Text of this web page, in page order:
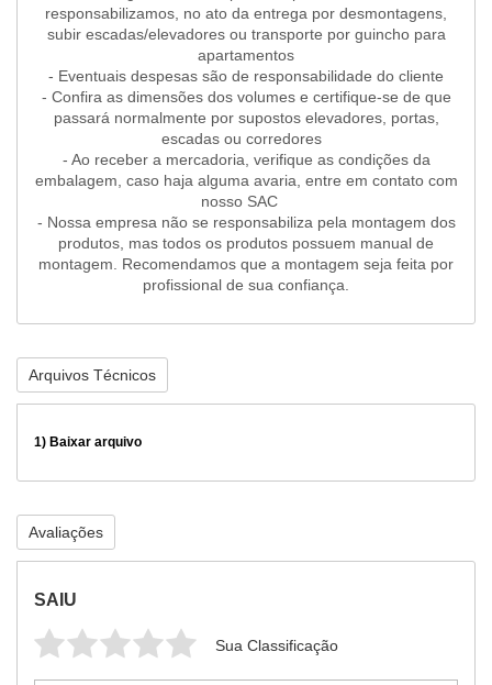
responsabilizamos, no ato da entrega por desmontagens,
subir escadas/elevadores ou transporte por guincho para
apartamentos
- Eventuais despesas são de responsabilidade do cliente
- Confira as dimensões dos volumes e certifique-se de que
passará normalmente por supostos elevadores, portas,
escadas ou corredores
- Ao receber a mercadoria, verifique as condições da
embalagem, caso haja alguma avaria, entre em contato com
nosso SAC
- Nossa empresa não se responsabiliza pela montagem dos
produtos, mas todos os produtos possuem manual de
montagem. Recomendamos que a montagem seja feita por
profissional de sua confiança.
Arquivos Técnicos
1) Baixar arquivo
Avaliações
SAIU
Sua Classificação